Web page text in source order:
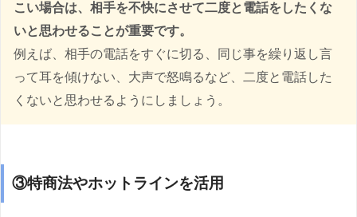
こい場合は、相手を不快にさせて二度と電話をしたくな
いと思わせることが重要です。
例えば、相手の電話をすぐに切る、同じ事を繰り返し言
って耳を傾けない、大声で怒鳴るなど、二度と電話した
くないと思わせるようにしましょう。
③特商法やホットラインを活用